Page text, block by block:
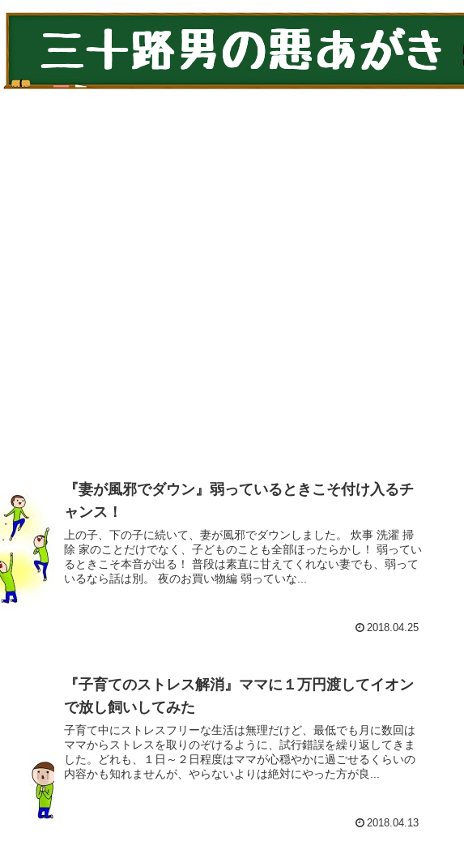
『妻が風邪でダウン』弱っているときこそ付け入るチ
ャンス！
上の子、下の子に続いて、妻が風邪でダウンしました。 炊事 洗濯 掃
除 家のことだけでなく、子どものことも全部ほったらかし！ 弱ってい
るときこそ本音が出る！ 普段は素直に甘えてくれない妻でも、弱って
いるなら話は別。 夜のお買い物編 弱っていな...
2018.04.25
『子育てのストレス解消』ママに１万円渡してイオン
で放し飼いしてみた
子育て中にストレスフリーな生活は無理だけど、最低でも月に数回は
ママからストレスを取りのぞけるように、試行錯誤を繰り返してきま
した。どれも、１日～２日程度はママが心穏やかに過ごせるくらいの
内容かも知れませんが、やらないよりは絶対にやった方が良...
2018.04.13